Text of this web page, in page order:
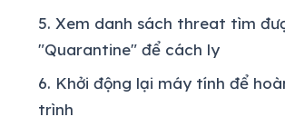
Xem danh sách threat tìm
"Quarantine" để cách ly
Khởi động lại máy tính để
trình